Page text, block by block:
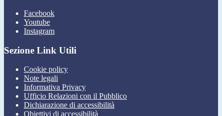
Facebook
Youtube
Instagram
Sezione Link Utili
Cookie policy
Note legali
Informativa Privacy
Ufficio Relazioni con il Pubblico
Dichiarazione di accessibilità
Obiettivi di accessibilità